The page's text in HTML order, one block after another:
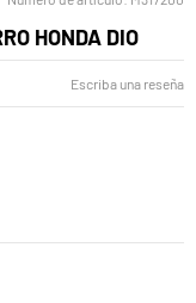
HONDA DIO
Escriba una reseña